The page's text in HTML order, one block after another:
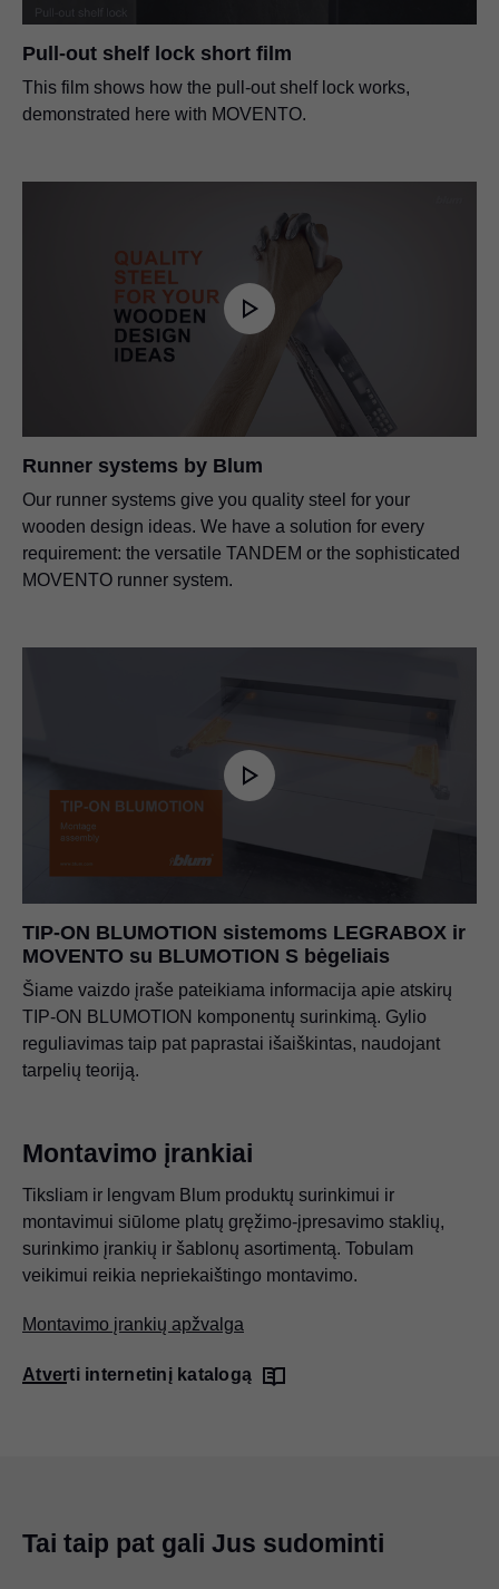
Pull-out shelf lock short film
This film shows how the pull-out shelf lock works,
demonstrated here with MOVENTO.
Runner systems by Blum
Our runner systems give you quality steel for your
wooden design ideas. We have a solution for every
requirement: the versatile TANDEM or the sophisticated
MOVENTO runner system.
TIP-ON BLUMOTION sistemoms LEGRABOX ir
MOVENTO su BLUMOTION S bėgeliais
Šiame vaizdo įraše pateikiama informacija apie atskirų
TIP-ON BLUMOTION komponentų surinkimą. Gylio
reguliavimas taip pat paprastai išaiškintas, naudojant
tarpelių teoriją.
Montavimo įrankiai
Tiksliam ir lengvam Blum produktų surinkimui ir
montavimui siūlome platų gręžimo-įpresavimo staklių,
surinkimo įrankių ir šablonų asortimentą. Tobulam
veikimui reikia nepriekaištingo montavimo.
Montavimo įrankių apžvalga
Atverti internetinį katalogą
Tai taip pat gali Jus sudominti